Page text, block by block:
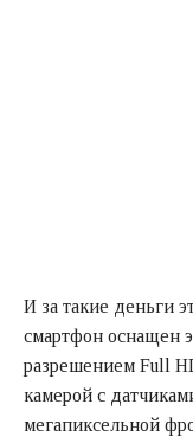
И за такие деньги
смартфон оснащен
разрешением Full
камерой с
мегапиксельной